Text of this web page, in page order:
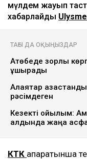
мүлдем жауып
хабарлайды
ТАҒЫ ДА ОҚЫҢЫЗДАР
Ақтөбеде зорлық
ұшырады
Алаяқтар
рәсімдеген
Кезекті қойылым:
алдында жаңа
КТК ақпаратынша